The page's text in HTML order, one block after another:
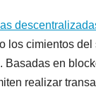
los cimientos del
Basadas en
realizar